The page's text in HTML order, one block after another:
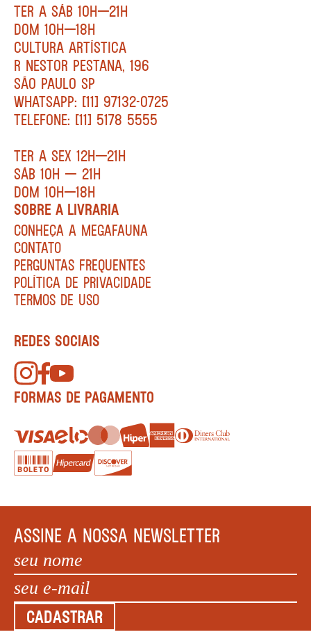
TER A SÁB 10H—21H
DOM 10H—18H
CULTURA ARTÍSTICA
R NESTOR PESTANA, 196
SÃO PAULO SP
WHATSAPP: [11] 97132-0725
TELEFONE: [11] 5178 5555
TER A SEX 12H—21H
SÁB 10H — 21H
DOM 10H—18H
SOBRE A LIVRARIA
CONHEÇA A MEGAFAUNA
CONTATO
PERGUNTAS FREQUENTES
POLÍTICA DE PRIVACIDADE
TERMOS DE USO
REDES SOCIAIS
FORMAS DE PAGAMENTO
ASSINE A NOSSA NEWSLETTER
CADASTRAR